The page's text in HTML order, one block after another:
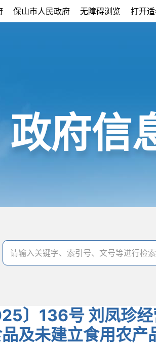
保山市人民政府 无障碍浏览 打开
政府信
〕136号 刘凤珍
及未建立食用农产